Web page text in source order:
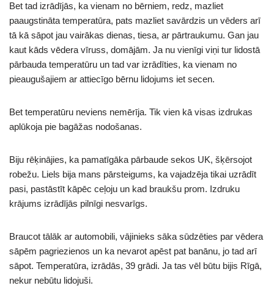
Bet tad izrādījās, ka vienam no bērniem, redz, mazliet
paaugstināta temperatūra, pats mazliet savārdzis un vēders arī
tā kā sāpot jau vairākas dienas, tiesa, ar pārtraukumu. Gan jau
kaut kāds vēdera vīruss, domājām. Ja nu vienīgi viņi tur lidostā
pārbauda temperatūru un tad var izrādīties, ka vienam no
pieaugušajiem ar attiecīgo bērnu lidojums iet secen.
Bet temperatūru neviens nemērīja. Tik vien kā visas izdrukas
aplūkoja pie bagāžas nodošanas.
Biju rēķinājies, ka pamatīgāka pārbaude sekos UK, šķērsojot
robežu. Liels bija mans pārsteigums, ka vajadzēja tikai uzrādīt
pasi, pastāstīt kāpēc ceļoju un kad braukšu prom. Izdruku
krājums izrādījās pilnīgi nesvarīgs.
Braucot tālāk ar automobili, vājinieks sāka sūdzēties par vēdera
sāpēm pagriezienos un ka nevarot apēst pat banānu, jo tad arī
sāpot. Temperatūra, izrādās, 39 grādi. Ja tas vēl būtu bijis Rīgā,
nekur nebūtu lidojuši.